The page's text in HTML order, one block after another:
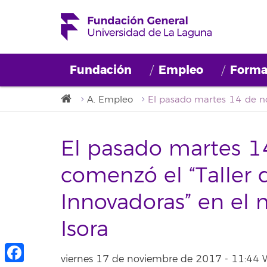
Fundación Empleo
A. Empleo
El pasado martes
comenzó el “Taller
Innovadoras” en
Isora
viernes 17 de noviembre de 2017 - 11:44